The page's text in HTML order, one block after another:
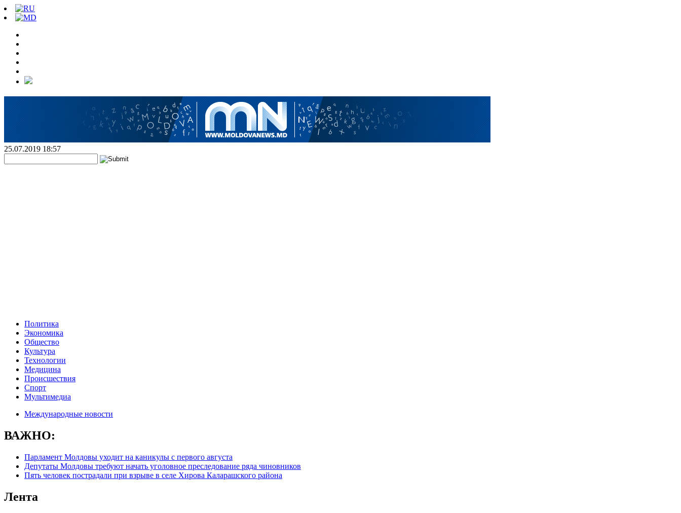
25.07.2019 18:57
Политика
Экономика
Общество
Культура
Технологии
Медицина
Происшествия
Спорт
Мультимедиа
Международные новости
ВАЖНО:
Парламент Молдовы уходит на каникулы с первого августа
Депутаты Молдовы требуют начать уголовное преследование ряда чиновников
Пять человек пострадали при взрыве в селе Хирова Каларашского района
Лента